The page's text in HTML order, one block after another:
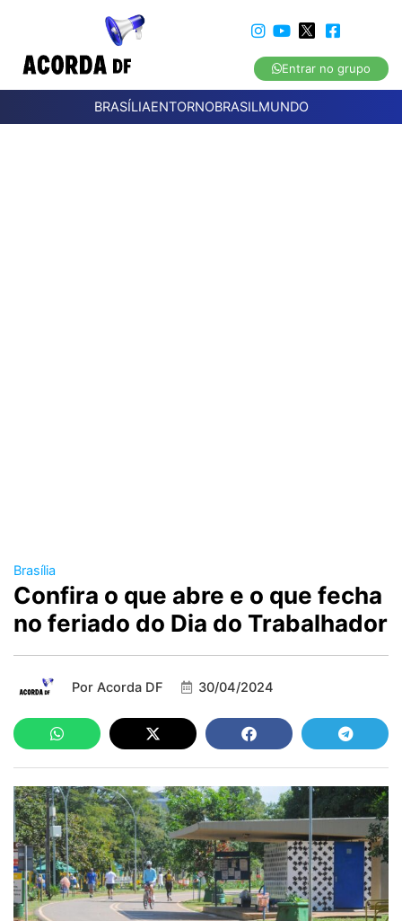
Entrar no grupo
BRASÍLIAENTORNOBRASILMUNDO
Brasília
Confira o que abre e o que fecha
no feriado do Dia do Trabalhador
Por Acorda DF 30/04/2024